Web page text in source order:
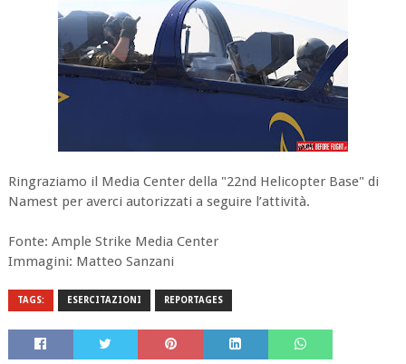
Ringraziamo il Media Center della "22nd Helicopter Base" di
Namest per averci autorizzati a seguire l’attività.
Fonte: Ample Strike Media Center
Immagini: Matteo Sanzani
TAGS: ESERCITAZIONI REPORTAGES